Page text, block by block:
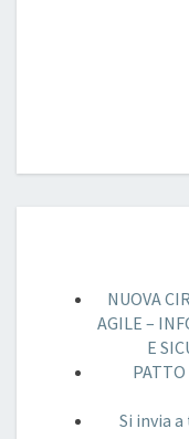
NUOVA
AGILE –
E
PATTO
Si invia